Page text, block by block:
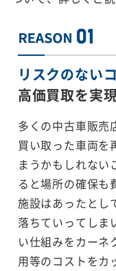
リスクのない
高価買取を実
多くの中古車販売
買い取った車両を
まうかもしれない
ると場所の確保も
施設はあったとし
落ちていってしま
い仕組みをカーネ
用等のコストをカ